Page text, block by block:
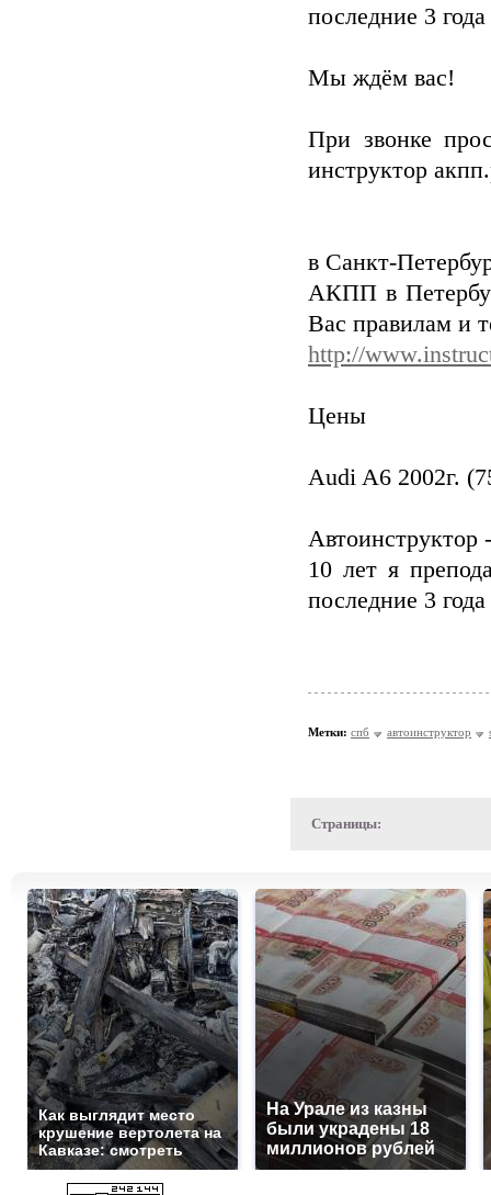
последние 3
Мы ждём вас!
При звонке
инструктор
в Санкт-
АКПП в
Вас правилам и
http://
Цены
Audi A6 2002г.
10 лет я
последние 3
Метки: спб автоинструктор
Страницы:
Как выглядит место
крушение вертолета на
Кавказе: смотреть
На Урале из казны
были украдены 18
миллионов рублей